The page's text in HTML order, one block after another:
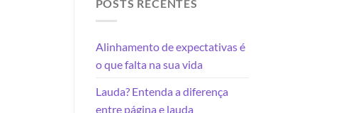
POSTS RECENTES
Alinhamento de expectativas é
o que falta na sua vida
Lauda? Entenda a diferença
entre página e lauda